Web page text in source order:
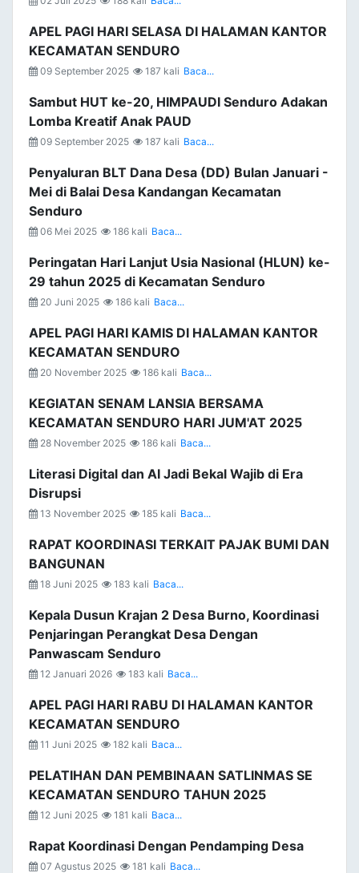
APEL PAGI HARI SELASA DI HALAMAN KANTOR
KECAMATAN SENDURO
09 September 2025 187 kali Baca...
Sambut HUT ke-20, HIMPAUDI Senduro Adakan
Lomba Kreatif Anak PAUD
09 September 2025 187 kali Baca...
Penyaluran BLT Dana Desa (DD) Bulan Januari -
Mei di Balai Desa Kandangan Kecamatan
Senduro
06 Mei 2025 186 kali Baca...
Peringatan Hari Lanjut Usia Nasional (HLUN) ke-
29 tahun 2025 di Kecamatan Senduro
20 Juni 2025 186 kali Baca...
APEL PAGI HARI KAMIS DI HALAMAN KANTOR
KECAMATAN SENDURO
20 November 2025 186 kali Baca...
KEGIATAN SENAM LANSIA BERSAMA
KECAMATAN SENDURO HARI JUM'AT 2025
28 November 2025 186 kali Baca...
Literasi Digital dan AI Jadi Bekal Wajib di Era
Disrupsi
13 November 2025 185 kali Baca...
RAPAT KOORDINASI TERKAIT PAJAK BUMI DAN
BANGUNAN
18 Juni 2025 183 kali Baca...
Kepala Dusun Krajan 2 Desa Burno, Koordinasi
Penjaringan Perangkat Desa Dengan
Panwascam Senduro
12 Januari 2026 183 kali Baca...
APEL PAGI HARI RABU DI HALAMAN KANTOR
KECAMATAN SENDURO
11 Juni 2025 182 kali Baca...
PELATIHAN DAN PEMBINAAN SATLINMAS SE
KECAMATAN SENDURO TAHUN 2025
12 Juni 2025 181 kali Baca...
Rapat Koordinasi Dengan Pendamping Desa
07 Agustus 2025 181 kali Baca...